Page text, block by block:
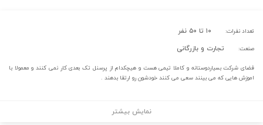
تعداد نفرات: ۱۰ تا ۵۰ نفر
صنعت: تجارت و بازرگانی
فضای شرکت بسیاردوستانه و کاملا تیمی هست و هیچکدام از پرسنل تک بعدی کار نمی کنند و معمولا با
اموزش هایی که می بینند سعی می کنند خودشون رو ارتقا بدهند .
نمایش بیشتر